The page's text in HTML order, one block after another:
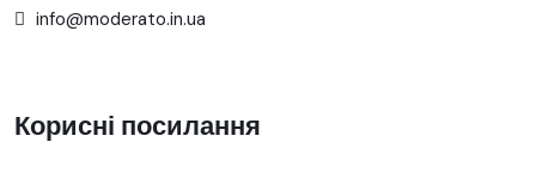
info@moderato.in.ua
Корисні посилання